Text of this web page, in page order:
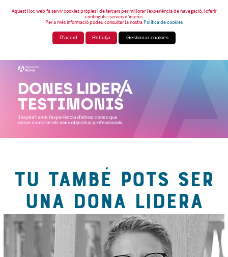
Aquest lloc web fa servir cookies pròpies i de tercers per millorar l’experiència de navegació, i oferir
continguts i serveis d’interès.
Per a més informació podeu consultar la nostraPolítica de cookies
D'acord Rebutja Gestionar cookies
TU TAMBÉ POTS SER
UNA DONA LIDERA